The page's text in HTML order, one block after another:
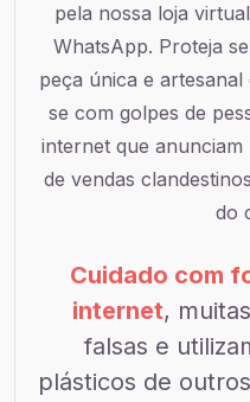
pela nossa loja
WhatsApp. Proteja
peça única e
se com golpes de
internet que anunciam
de vendas
do
Cuidado com
internet,
falsas e
plásticos de